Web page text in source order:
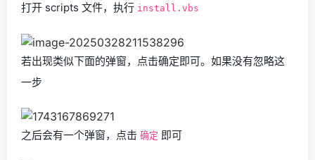
打开 scripts 文件，执行 install.vbs
若出现类似下面的弹窗，点击确定即可。如果没有忽略这
一步
之后会有一个弹窗，点击 确定 即可